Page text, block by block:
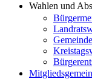
Wahlen und